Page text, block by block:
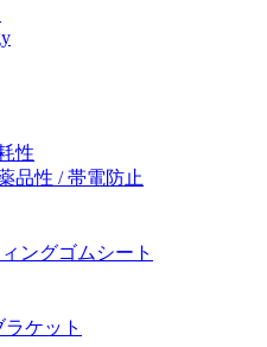
性
品性 / 帯電防止
ングゴムシート
ケット